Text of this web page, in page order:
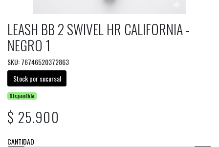
LEASH BB 2 SWIVEL HR CALIFORNIA -
NEGRO 1
SKU: 76746520372863
Stock por sucursal
Disponible
$ 25.900
CANTIDAD